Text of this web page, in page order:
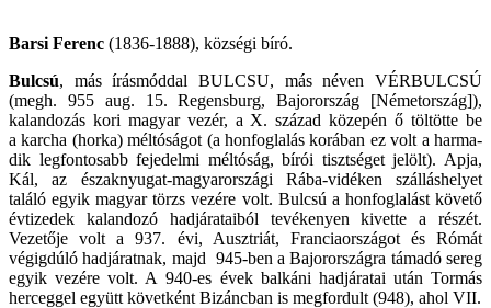
Barsi Ferenc (1836-1888), községi bíró.
Bulcsú, más írásmóddal BULCSU, más néven VÉRBULCSÚ
(megh. 955 aug. 15. Regensburg, Bajorország [Németország]),
kalandozás kori magyar vezér, a X. század közepén ő töltötte be
a karcha (horka) méltóságot (a honfoglalás korában ez volt a harma­
dik legfontosabb fejedelmi méltóság, bírói tisztséget jelölt). Apja,
Kál, az északnyugat-magyarországi Rába-vidéken szálláshelyet
találó egyik magyar törzs vezére volt. Bulcsú a honfoglalást követő
évtizedek kalandozó hadjárataiból tevékenyen kivette a részét.
Vezetője volt a 937. évi, Ausztriát, Franciaországot és Ró­mát
végigdúló hadjáratnak, majd 945-ben a Bajorországra támadó sereg
egyik vezére volt. A 940-es évek balkáni hadjáratai után Tormás
herceggel együtt követként Bizáncban is megfordult (948), ahol VII.